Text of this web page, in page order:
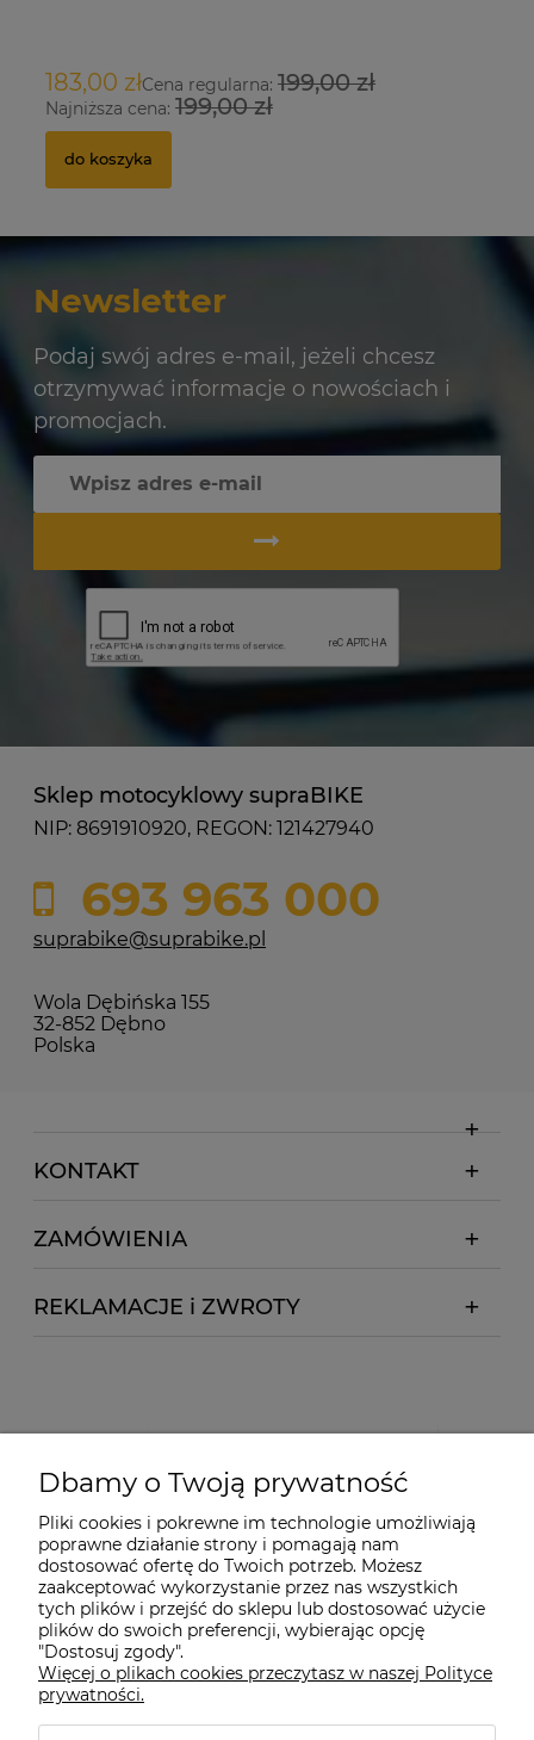
183,00 złCena regularna: 199,00 zł
Najniższa cena: 199,00 zł
do koszyka
Newsletter
Podaj swój adres e-mail, jeżeli chcesz
otrzymywać informacje o nowościach i
promocjach.
Sklep motocyklowy supraBIKE
NIP: 8691910920, REGON: 121427940
693 963 000
suprabike@suprabike.pl
Wola Dębińska 155
32-852 Dębno
Polska
KONTAKT
ZAMÓWIENIA
REKLAMACJE i ZWROTY
Dbamy o Twoją prywatność
Pliki cookies i pokrewne im technologie umożliwiają
poprawne działanie strony i pomagają nam
dostosować ofertę do Twoich potrzeb. Możesz
zaakceptować wykorzystanie przez nas wszystkich
tych plików i przejść do sklepu lub dostosować użycie
plików do swoich preferencji, wybierając opcję
"Dostosuj zgody".
Więcej o plikach cookies przeczytasz w naszej Polityce
prywatności.